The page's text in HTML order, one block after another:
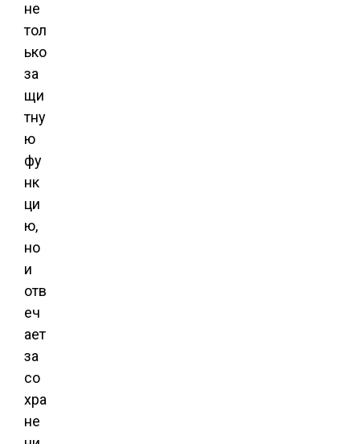
не
тол
ько
за
щи
тну
ю
фу
нк
ци
ю,
но
и
отв
еч
ает
за
со
хра
не